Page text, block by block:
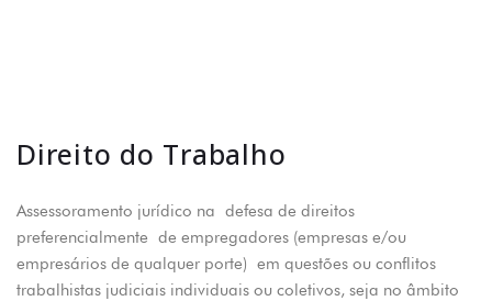
Direito do Trabalho
Assessoramento jurídico na defesa de direitos
preferencialmente de empregadores (empresas e/ou
empresários de qualquer porte) em questões ou conflitos
trabalhistas judiciais individuais ou coletivos, seja no âmbito